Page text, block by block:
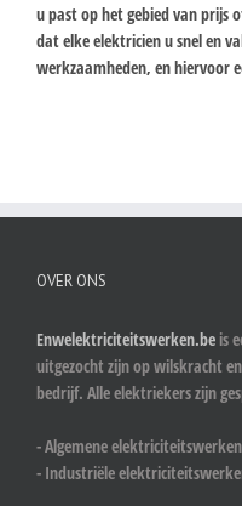
u past op het gebied van prijs
dat elke elektricien u snel en
werkzaamheden, en hiervoor
OVER ONS
Enwelektriciteitswerken.be is
uitgezocht zijn op wilskracht
bedrijf. Alle elektriekers zijn
- Algemene elektriciteitswerken
- Industriële